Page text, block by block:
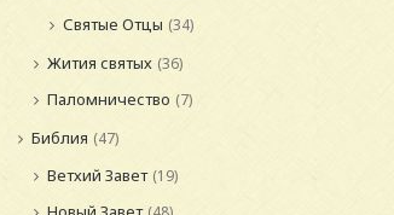
Святые Отцы (34)
Жития святых (36)
Паломничество (7)
Библия (47)
Ветхий Завет (19)